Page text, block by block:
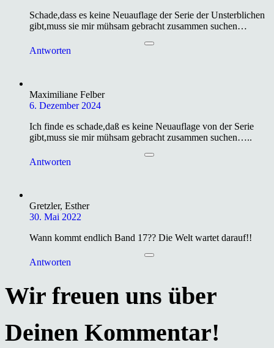
Schade,dass es keine Neuauflage der Serie der Unsterblichen
gibt,muss sie mir mühsam gebracht zusammen suchen…
Antworten
Maximiliane Felber
6. Dezember 2024
Ich finde es schade,daß es keine Neuauflage von der Serie
gibt,muss sie mir mühsam gebracht zusammen suchen…..
Antworten
Gretzler, Esther
30. Mai 2022
Wann kommt endlich Band 17?? Die Welt wartet darauf!!
Antworten